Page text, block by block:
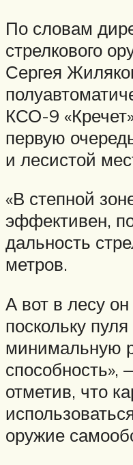
По словам
стрелкового
Сергея
КСО-9
первую
и лесистой
«В степной
эффективен,
дальность
метров.
А вот в лесу
поскольку
минимальную
отметив, что
оружие